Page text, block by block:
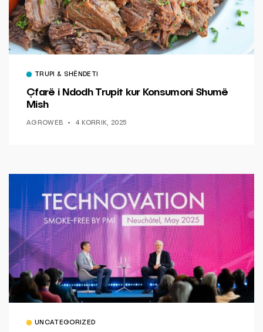
TRUPI & SHËNDETI
Çfarë i Ndodh Trupit kur Konsumoni Shumë
Mish
AGROWEB 4 KORRIK, 2025
UNCATEGORIZED